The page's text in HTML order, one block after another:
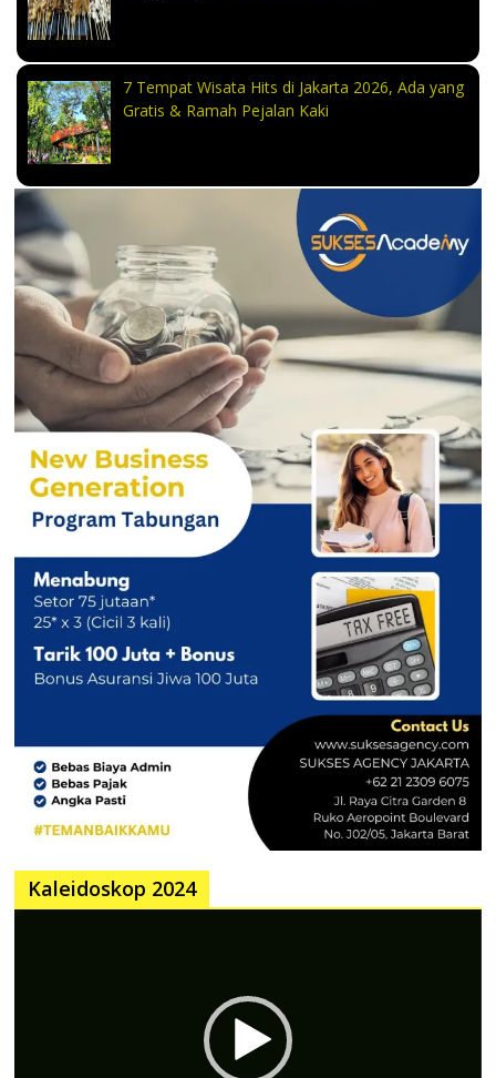
7 Tempat Wisata Hits di Jakarta 2026, Ada yang
Gratis & Ramah Pejalan Kaki
Kaleidoskop 2024